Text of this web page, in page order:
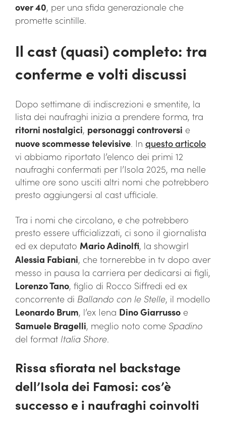
over 40, per una sfida generazionale che
promette scintille.
Il cast (quasi) completo: tra
conferme e volti discussi
Dopo settimane di indiscrezioni e smentite, la
lista dei naufraghi inizia a prendere forma, tra
ritorni nostalgici, personaggi controversi e
nuove scommesse televisive. In questo articolo
vi abbiamo riportato l’elenco dei primi 12
naufraghi confermati per l’Isola 2025, ma nelle
ultime ore sono usciti altri nomi che potrebbero
presto aggiungersi al cast ufficiale.
Tra i nomi che circolano, e che potrebbero
presto essere ufficializzati, ci sono il giornalista
ed ex deputato Mario Adinolfi, la showgirl
Alessia Fabiani, che tornerebbe in tv dopo aver
messo in pausa la carriera per dedicarsi ai figli,
Lorenzo Tano, figlio di Rocco Siffredi ed ex
concorrente di Ballando con le Stelle, il modello
Leonardo Brum, l’ex Iena Dino Giarrusso e
Samuele Bragelli, meglio noto come Spadino
del format Italia Shore.
Rissa sfiorata nel backstage
dell’Isola dei Famosi: cos’è
successo e i naufraghi coinvolti